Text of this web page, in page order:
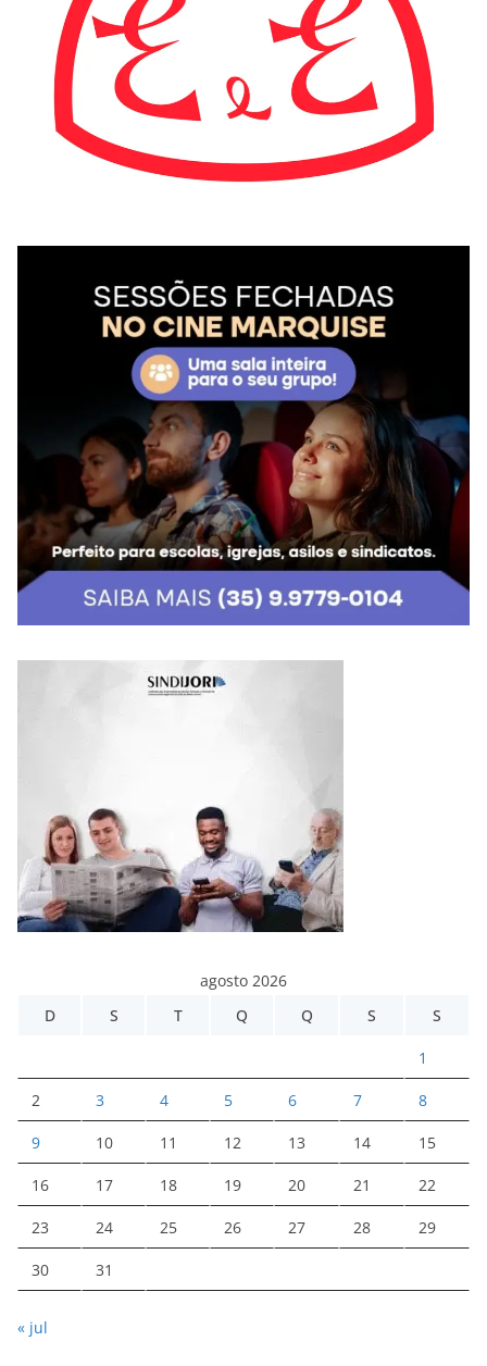
agosto 2026
D
S T Q Q S S
1
2 3 4 5 6 7 8
9 10 11 12 13 14 15
16 17 18 19 20 21 22
23 24 25 26 27 28 29
30 31
« jul